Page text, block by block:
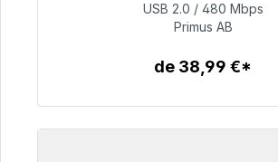
76,99 €
USB 2.0 / 480 Mbps
Primus AB
de 38,99 €*